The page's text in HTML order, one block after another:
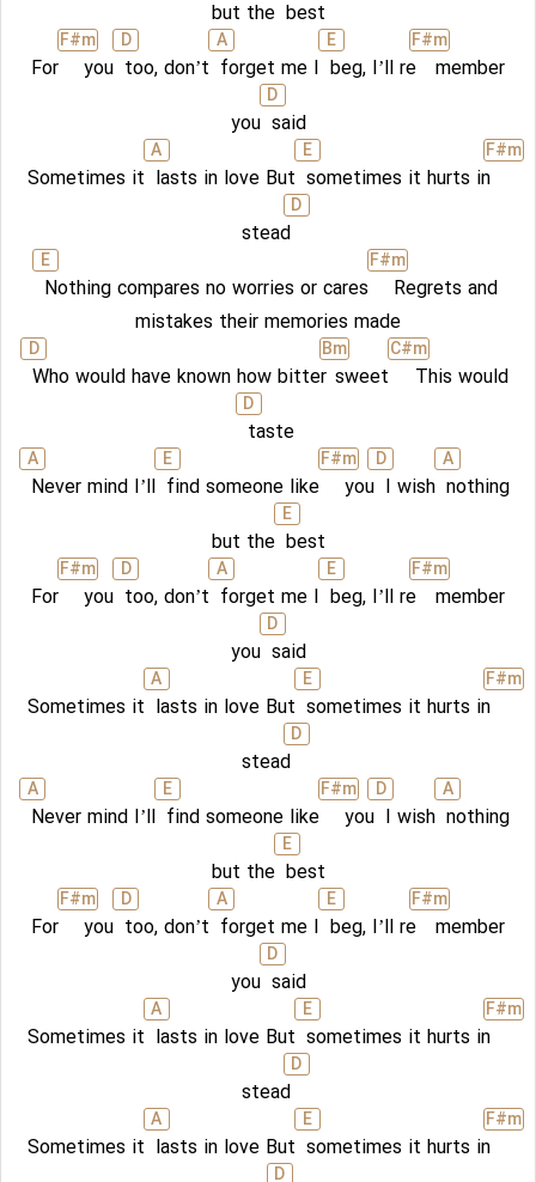
but the best
For
F#m
you
D
too, don’t
A
forget me I
E
beg, I’ll re
F#m
member
you
D
said
Sometimes it
A
lasts in love But
E
sometimes it hurts in
F#m
stead
D
E
Nothing compares no worries or cares
F#m
Regrets and
mistakes their memories made
D
Who would have known how bitter
Bm
sweet
C#m
This would
D
taste
A
Never mind I’ll
E
find someone like
F#m
you
D
I wish
A
nothing
but the
E
best
For
F#m
you
D
too, don’t
A
forget me I
E
beg, I’ll re
F#m
member
you
D
said
Sometimes it
A
lasts in love But
E
sometimes it hurts in
F#m
stead
D
A
Never mind I’ll
E
find someone like
F#m
you
D
I wish
A
nothing
but the
E
best
For
F#m
you
D
too, don’t
A
forget me I
E
beg, I’ll re
F#m
member
you
D
said
Sometimes it
A
lasts in love But
E
sometimes it hurts in
F#m
stead
D
Sometimes it
A
lasts in love But
E
sometimes it hurts in
F#m
D